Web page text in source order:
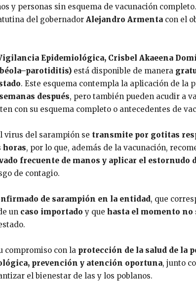
y personas sin esquema de vacunación
del gobernador Alejandro Armenta con el
Epidemiológica, Crisbel Akaeena
está disponible de manera
. Este esquema contempla la aplicación de la
después, pero también pueden acudir a
con su esquema completo o antecedentes de
virus del sarampión se transmite por gotitas
horas, por lo que, además de la vacunación,
frecuente de manos y aplicar el estornudo
de contagio.
de sarampión en la entidad, que
un caso importado y que hasta el momento no
compromiso con la protección de la salud de la
prevención y atención oportuna, junto
el bienestar de las y los poblanos.